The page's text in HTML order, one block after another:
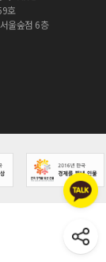
호
울숲점 6층